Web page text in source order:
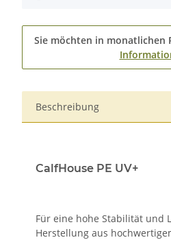
Sie möchten in monatlichen
Beschreibung
CalfHouse PE UV+
Für eine hohe Stabilität und
Herstellung aus